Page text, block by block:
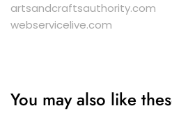
artsandcraftsauthority.com
webservicelive.com
You may also like